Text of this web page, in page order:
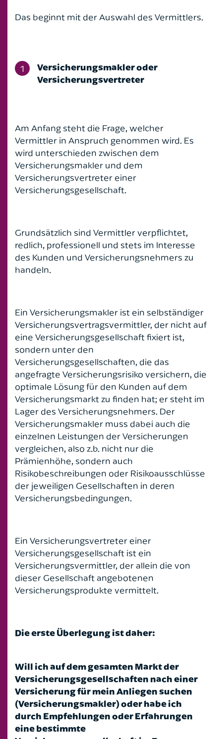
Das beginnt mit der Auswahl des Vermittlers.
Versicherungsmakler oder
Versicherungsvertreter
Am Anfang steht die Frage, welcher
Vermittler in Anspruch genommen wird. Es
wird unterschieden zwischen dem
Versicherungsmakler und dem
Versicherungsvertreter einer
Versicherungsgesellschaft.
Grundsätzlich sind Vermittler verpflichtet,
redlich, professionell und stets im Interesse
des Kunden und Versicherungsnehmers zu
handeln.
Ein Versicherungsmakler ist ein selbständiger
Versicherungsvertragsvermittler, der nicht auf
eine Versicherungsgesellschaft fixiert ist,
sondern unter den
Versicherungsgesellschaften, die das
angefragte Versicherungsrisiko versichern, die
optimale Lösung für den Kunden auf dem
Versicherungsmarkt zu finden hat; er steht im
Lager des Versicherungsnehmers. Der
Versicherungsmakler muss dabei auch die
einzelnen Leistungen der Versicherungen
vergleichen, also z.b. nicht nur die
Prämienhöhe, sondern auch
Risikobeschreibungen oder Risikoausschlüsse
der jeweiligen Gesellschaften in deren
Versicherungsbedingungen.
Ein Versicherungsvertreter einer
Versicherungsgesellschaft ist ein
Versicherungsvermittler, der allein die von
dieser Gesellschaft angebotenen
Versicherungsprodukte vermittelt.
Die erste Überlegung ist daher:
Will ich auf dem gesamten Markt der
Versicherungsgesellschaften nach einer
Versicherung für mein Anliegen suchen
(Versicherungsmakler) oder habe ich
durch Empfehlungen oder Erfahrungen
eine bestimmte